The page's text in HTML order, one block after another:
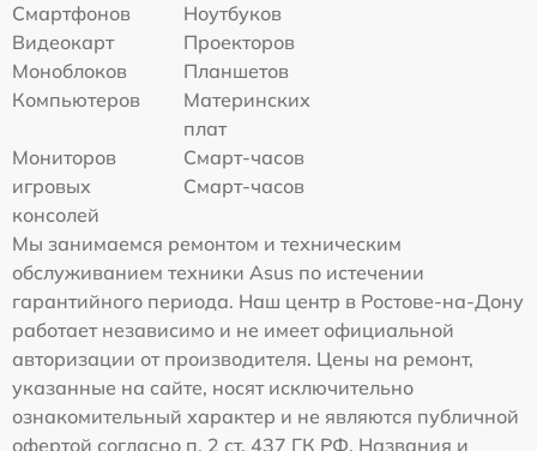
Смартфонов
Ноутбуков
Видеокарт
Проекторов
Моноблоков
Планшетов
Компьютеров
Материнских
плат
Мониторов
Смарт-часов
игровых
консолей
Смарт-часов
Мы занимаемся ремонтом и техническим
обслуживанием техники Asus по истечении
гарантийного периода. Наш центр в Ростове-на-Дону
работает независимо и не имеет официальной
авторизации от производителя. Цены на ремонт,
указанные на сайте, носят исключительно
ознакомительный характер и не являются публичной
офертой согласно п. 2 ст. 437 ГК РФ. Названия и